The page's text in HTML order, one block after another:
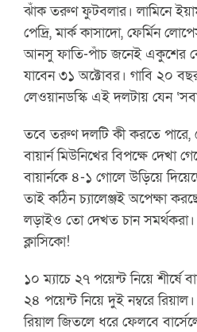
ঝাঁক তরুণ ফুটবলার। লামিনে
পেদ্রি, মার্ক কাসাদো, ফের্মিন
আনসু ফাতি-পাঁচ জনেই একুশের
যাবেন ৩১ অক্টোবর। গাবি ২০
লেওয়ানডস্কি এই দলটায় যেন
তবে তরুণ দলটি কী করতে পারে,
বায়ার্ন মিউনিখের বিপক্ষে দেখা
বায়ার্নকে ৪-১ গোলে উড়িয়ে
তাই কঠিন চ্যালেঞ্জই অপেক্ষা
লড়াইও তো দেখত চান
ক্লাসিকো!
১০ ম্যাচে ২৭ পয়েন্ট নিয়ে শীর্ষে
২৪ পয়েন্ট নিয়ে দুই নম্বরে
রিয়াল জিতলে ধরে ফেলবে